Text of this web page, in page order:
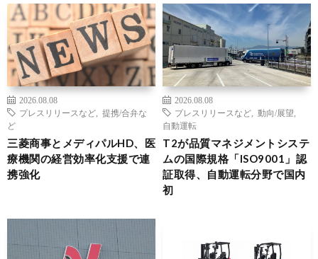
2026.08.08
プレスリリースなど
提携/合弁な
ど
三菱商事とメディパルHD、医
療機関の経営効率化支援で連
携強化
2026.08.08
プレスリリースなど
動向/展望
自動運転
T2が品質マネジメントシステ
ムの国際規格「ISO9001」認
証取得、自動運転分野で国内
初